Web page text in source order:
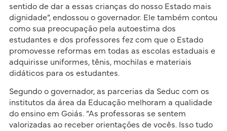
sentido de dar a essas crianças do nosso Estado mais
dignidade”, endossou o governador. Ele também contou
como sua preocupação pela autoestima dos
estudantes e dos professores fez com que o Estado
promovesse reformas em todas as escolas estaduais e
adquirisse uniformes, tênis, mochilas e materiais
didáticos para os estudantes.
Segundo o governador, as parcerias da Seduc com os
institutos da área da Educação melhoram a qualidade
do ensino em Goiás. “As professoras se sentem
valorizadas ao receber orientações de vocês. Isso tudo